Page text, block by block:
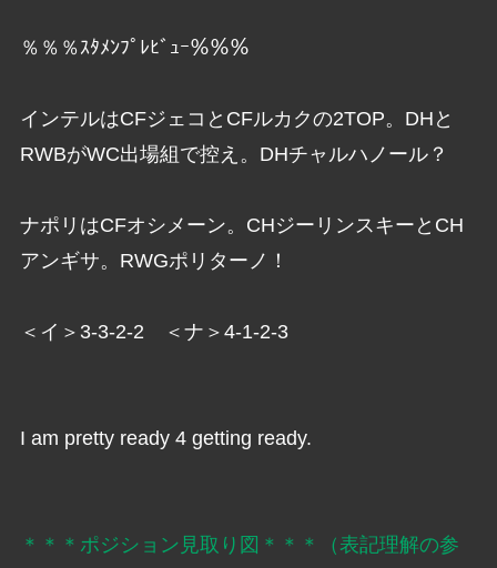
％％％ｽﾀﾒﾝﾌﾟﾚﾋﾞｭｰ％％％
インテルはCFジェコとCFルカクの2TOP。DHと
RWBがWC出場組で控え。DHチャルハノール？
ナポリはCFオシメーン。CHジーリンスキーとCH
アンギサ。RWGポリターノ！
＜イ＞3-3-2-2 ＜ナ＞4-1-2-3
I am pretty ready 4 getting ready.
＊＊＊ポジション見取り図＊＊＊（表記理解の参